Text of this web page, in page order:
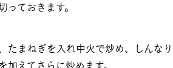
っておきます。
たまねぎを入れ中火で炒め、しんなり